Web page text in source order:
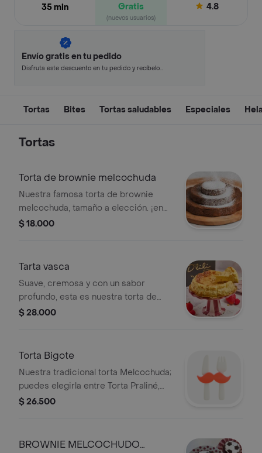
35 min
Gratis
(nuevos usuarios)
4.8
Envío gratis en tu pedido
Disfruta este descuento en tu pedido y recíbelo
Tortas Bites Tortas saludables Especiales
Tortas
Torta de brownie melcochuda
Nuestra famosa torta de brownie
melcochuda, tamaño a elección. ¡en
los tamaños mini, mediana y grande
$ 18.000
Tarta vasca
Suave, cremosa y con un sabor
profundo, esta es nuestra torta de
queso vasca. tamaño a elección. ¡se
$ 28.000
Torta Bigote
Nuestra tradicional torta Melcochuda;
puedes elegirla entre Torta Praliné,
que es a base de nuestro delicioso
de harina de almendra, libre de gluten.
$ 26.500
BROWNIE MELCOCHUDO